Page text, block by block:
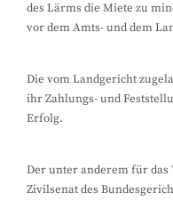
des Lärms die Miete zu
vor dem Amts- und dem
Die vom Landgericht
ihr Zahlungs- und
Erfolg.
Der unter anderem für
Zivilsenat des